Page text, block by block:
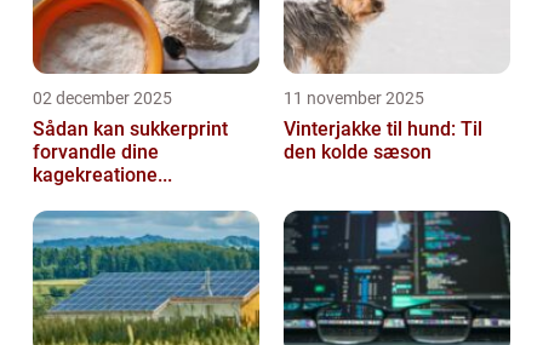
02 december 2025
Sådan kan sukkerprint
forvandle dine
kagekreatione...
11 november 2025
Vinterjakke til hund: Til
den kolde sæson